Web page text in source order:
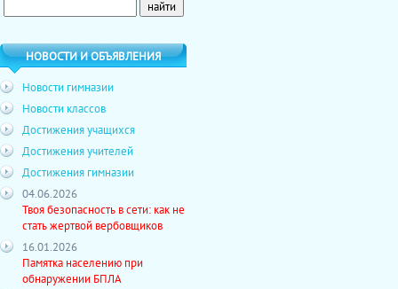
НОВОСТИ И ОБЪЯВЛЕНИЯ
Новости гимназии
Новости классов
Достижения учащихся
Достижения учителей
Достижения гимназии
04.06.2026
Твоя безопасность в сети: как не
стать жертвой вербовщиков
16.01.2026
Памятка населению при
обнаружении БПЛА